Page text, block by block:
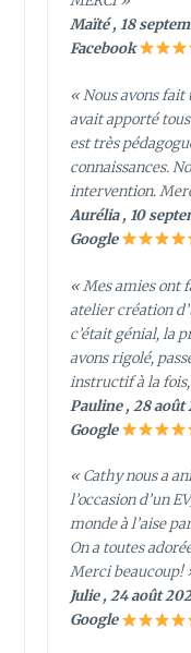
Maïté , 18
Facebook
« Nous avons
avait apporté
est très
connaissances.
intervention.
Aurélia , 10
Google
« Mes amies ont
atelier création
c’était génial, la
avons rigolé,
instructif à la
Pauline , 28 août
Google
« Cathy nous a
l’occasion d’un
monde à l’aise
On a toutes
Merci beaucoup!
Julie , 24 août
Google